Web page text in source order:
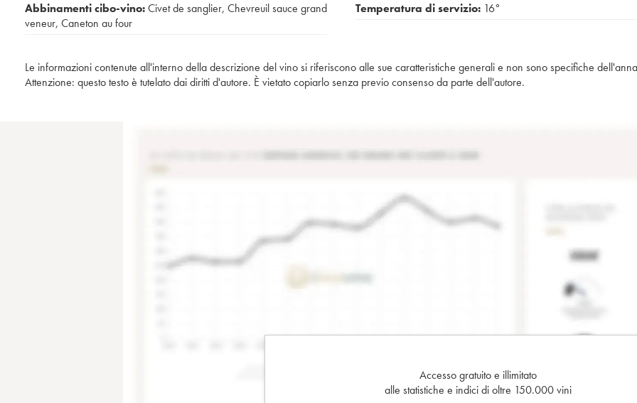
Abbinamenti cibo-vino:Civet de sanglier, Chevreuil sauce grand
veneur, Caneton au four
Temperatura di servizio: 16°
Le informazioni contenute all'interno della descrizione del vino si riferiscono alle sue caratteristiche generali e non sono specifiche
Attenzione: questo testo è tutelato dai diritti d'autore. È vietato copiarlo senza previo consenso da parte dell'autore.
Accesso gratuito e illimitato
alle statistiche e indici di oltre 150.000 vini